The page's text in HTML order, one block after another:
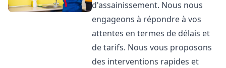
d'assainissement. Nous nous
engageons à répondre à vos
attentes en termes de délais et
de tarifs. Nous vous proposons
des interventions rapides et